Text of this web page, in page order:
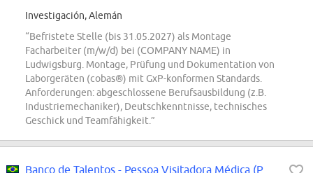
Investigación, Alemán
“Befristete Stelle (bis 31.05.2027) als Montage
Facharbeiter (m/w/d) bei (COMPANY NAME) in
Ludwigsburg. Montage, Prüfung und Dokumentation von
Laborgeräten (cobas®) mit GxP-konformen Standards.
Anforderungen: abgeschlossene Berufsausbildung (z.B.
Industriemechaniker), Deutschkenntnisse, technisches
Geschick und Teamfähigkeit.”